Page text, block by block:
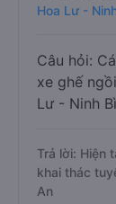
Hoa Lư -
Câu hỏi:
xe ghế
Lư - Ninh
Trả lời: Hiện
khai thác
An